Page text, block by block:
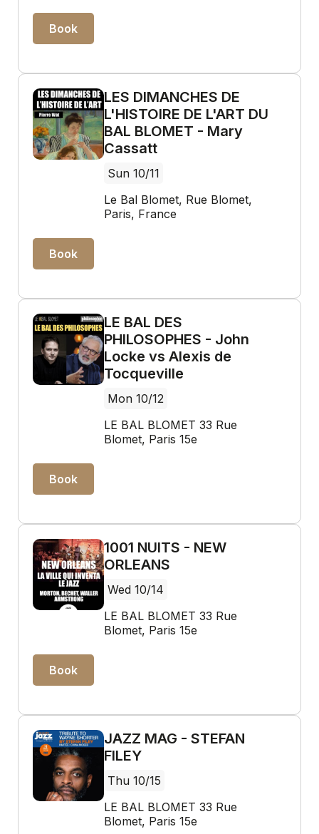
Book
LES DIMANCHES DE
L'HISTOIRE DE L'ART DU
BAL BLOMET - Mary
Cassatt
Sun 10/11
Le Bal Blomet, Rue Blomet,
Paris, France
Book
LE BAL DES
PHILOSOPHES - John
Locke vs Alexis de
Tocqueville
Mon 10/12
LE BAL BLOMET 33 Rue
Blomet, Paris 15e
Book
1001 NUITS - NEW
ORLEANS
Wed 10/14
LE BAL BLOMET 33 Rue
Blomet, Paris 15e
Book
JAZZ MAG - STEFAN
FILEY
Thu 10/15
LE BAL BLOMET 33 Rue
Blomet, Paris 15e